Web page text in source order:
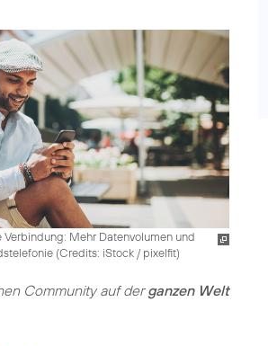
Mehr Datenvolumen und
(Credits: iStock / pixelfit)
Community auf derganzen Welt